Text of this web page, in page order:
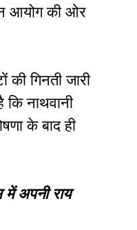
आयोग की ओर
की गिनती जारी
नाथवानी
के बाद ही
अपनी राय